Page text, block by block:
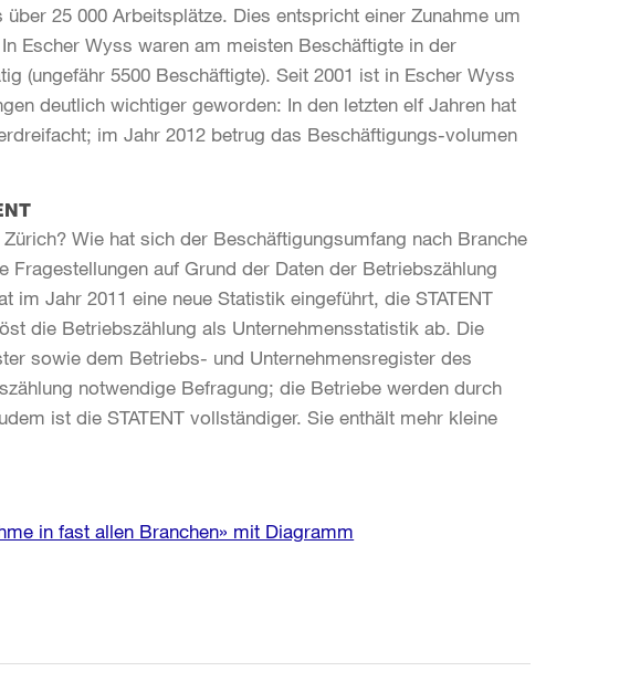
25 000 Arbeitsplätze. Dies entspricht einer Zunahme um
Escher Wyss waren am meisten Beschäftigte in der
(ungefähr 5500 Beschäftigte). Seit 2001 ist in Escher Wyss
deutlich wichtiger geworden: In den letzten elf Jahren hat
im Jahr 2012 betrug das Beschäftigungs-volumen
Wie hat sich der Beschäftigungsumfang nach Branche
auf Grund der Daten der Betriebszählung
Jahr 2011 eine neue Statistik eingeführt, die STATENT
die Betriebszählung als Unternehmensstatistik ab. Die
sowie dem Betriebs- und Unternehmensregister des
notwendige Befragung; die Betriebe werden durch
ist die STATENT vollständiger. Sie enthält mehr kleine
in fast allen Branchen» mit Diagramm